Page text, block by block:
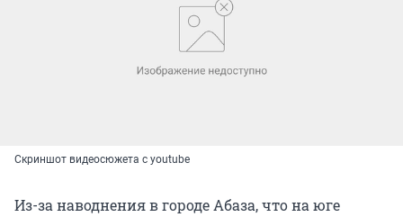
Скриншот видеосюжета с youtube
Из-за наводнения в городе Абаза, что на юге